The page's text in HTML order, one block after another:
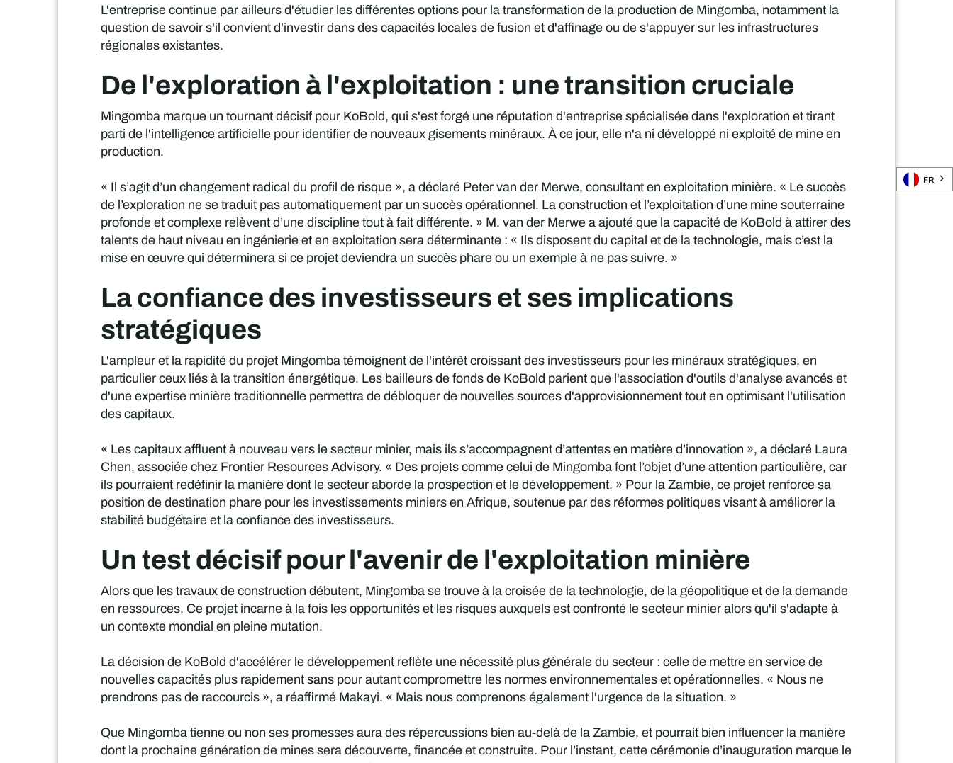
L'entreprise continue par ailleurs d'étudier les différentes options pour la transformation de la production de Mingomba, notamment la
question de savoir s'il convient d'investir dans des capacités locales de fusion et d'affinage ou de s'appuyer sur les infrastructures
régionales existantes.
De l'exploration à l'exploitation : une transition cruciale
Mingomba marque un tournant décisif pour KoBold, qui s'est forgé une réputation d'entreprise spécialisée dans l'exploration et tirant
parti de l'intelligence artificielle pour identifier de nouveaux gisements minéraux. À ce jour, elle n'a ni développé ni exploité de mine en
production.
« Il s’agit d’un changement radical du profil de risque », a déclaré Peter van der Merwe, consultant en exploitation minière. « Le succès
de l’exploration ne se traduit pas automatiquement par un succès opérationnel. La construction et l’exploitation d’une mine souterraine
profonde et complexe relèvent d’une discipline tout à fait différente. » M. van der Merwe a ajouté que la capacité de KoBold à attirer des
talents de haut niveau en ingénierie et en exploitation sera déterminante : « Ils disposent du capital et de la technologie, mais c’est la
mise en œuvre qui déterminera si ce projet deviendra un succès phare ou un exemple à ne pas suivre. »
La confiance des investisseurs et ses implications
stratégiques
L'ampleur et la rapidité du projet Mingomba témoignent de l'intérêt croissant des investisseurs pour les minéraux stratégiques, en
particulier ceux liés à la transition énergétique. Les bailleurs de fonds de KoBold parient que l'association d'outils d'analyse avancés et
d'une expertise minière traditionnelle permettra de débloquer de nouvelles sources d'approvisionnement tout en optimisant l'utilisation
des capitaux.
« Les capitaux affluent à nouveau vers le secteur minier, mais ils s’accompagnent d’attentes en matière d’innovation », a déclaré Laura
Chen, associée chez Frontier Resources Advisory. « Des projets comme celui de Mingomba font l’objet d’une attention particulière, car
ils pourraient redéfinir la manière dont le secteur aborde la prospection et le développement. » Pour la Zambie, ce projet renforce sa
position de destination phare pour les investissements miniers en Afrique, soutenue par des réformes politiques visant à améliorer la
stabilité budgétaire et la confiance des investisseurs.
Un test décisif pour l'avenir de l'exploitation minière
Alors que les travaux de construction débutent, Mingomba se trouve à la croisée de la technologie, de la géopolitique et de la demande
en ressources. Ce projet incarne à la fois les opportunités et les risques auxquels est confronté le secteur minier alors qu'il s'adapte à
un contexte mondial en pleine mutation.
La décision de KoBold d'accélérer le développement reflète une nécessité plus générale du secteur : celle de mettre en service de
nouvelles capacités plus rapidement sans pour autant compromettre les normes environnementales et opérationnelles. « Nous ne
prendrons pas de raccourcis », a réaffirmé Makayi. « Mais nous comprenons également l'urgence de la situation. »
Que Mingomba tienne ou non ses promesses aura des répercussions bien au-delà de la Zambie, et pourrait bien influencer la manière
dont la prochaine génération de mines sera découverte, financée et construite. Pour l’instant, cette cérémonie d’inauguration marque le
FR